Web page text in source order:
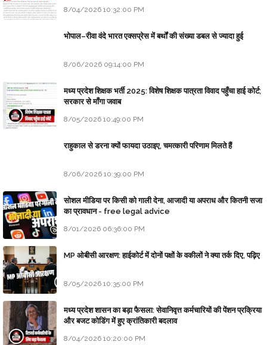
8/04/2026 10:32:00 PM
भोपाल–रीवा वंदे भारत एक्सप्रेस में बर्थों की संख्या डबल से ज्यादा हुई
8/06/2026 09:14:00 PM
मध्य प्रदेश शिक्षक भर्ती 2025: विशेष शिक्षक पात्रता विवाद पहुँचा हाई कोर्ट;
सरकार से माँगा जवाब
8/05/2026 10:49:00 PM
राहुकाल से डरना क्यों फायदा उठाइए, चमत्कारी परिणाम मिलते हैं
8/06/2026 10:39:00 PM
सोशल मीडिया पर किसी को गाली देना, आजादी या अपराध और कितनी सजा
का प्रावधान - free legal advice
8/01/2026 06:36:00 PM
MP ओबीसी आरक्षण: हाईकोर्ट में दोनों पक्षों के वकीलों ने क्या तर्क दिए, पढ़िए
8/05/2026 10:35:00 PM
मध्य प्रदेश शासन का बड़ा फैसला: सेवानिवृत्त कर्मचारियों की पेंशन प्रक्रिया
और बजट कोडिंग में हुए क्रांतिकारी बदलाव
8/04/2026 10:20:00 PM